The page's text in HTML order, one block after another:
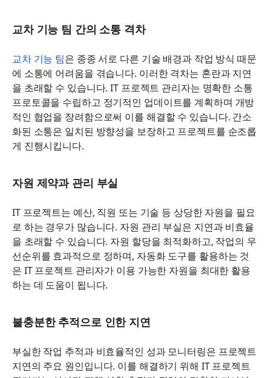
교차 기능 팀 간의 소통 격차
교차 기능 팀은 종종 서로 다른 기술 배경과 작업 방식 때문
에 소통에 어려움을 겪습니다. 이러한 격차는 혼란과 지연
을 초래할 수 있습니다. IT 프로젝트 관리자는 명확한 소통
프로토콜을 수립하고 정기적인 업데이트를 계획하며 개방
적인 협업을 장려함으로써 이를 해결할 수 있습니다. 간소
화된 소통은 일치된 방향성을 보장하고 프로젝트를 순조롭
게 진행시킵니다.
자원 제약과 관리 부실
IT 프로젝트는 예산, 직원 또는 기술 등 상당한 자원을 필요
로 하는 경우가 많습니다. 자원 관리 부실은 지연과 비효율
을 초래할 수 있습니다. 자원 할당을 최적화하고, 작업의 우
선순위를 효과적으로 정하며, 자동화 도구를 활용하는 것
은 IT 프로젝트 관리자가 이용 가능한 자원을 최대한 활용
하는 데 도움이 됩니다.
불충분한 추적으로 인한 지연
부실한 작업 추적과 비효율적인 성과 모니터링은 프로젝트
지연의 주요 원인입니다. 이를 해결하기 위해 IT 프로젝트